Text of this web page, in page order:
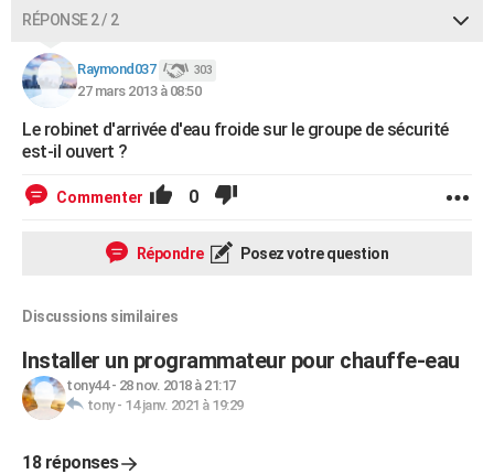
Bricolage
Lifestyle
Culture
Sport
Auto
Television
Voyage
Cinema
RÉPONSE 2 / 2
Raymond037 303
27 mars 2013 à 08:50
Le robinet d'arrivée d'eau froide sur le groupe de sécurité
est-il ouvert ?
Commenter 0
Répondre Posez votre question
Discussions similaires
Installer un programmateur pour chauffe-eau
tony44- 28 nov. 2018 à 21:17
tony- 14 janv. 2021 à 19:29
18 réponses